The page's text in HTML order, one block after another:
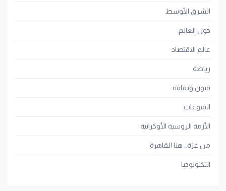
الشرق الأوسط
حول العالم
عالم الاقتصاد
رياضة
فنون وثقافة
المنوعات
الأزمة الروسية الأوكرانية
من غزة.. هنا القاهرة
التكنولوجيا